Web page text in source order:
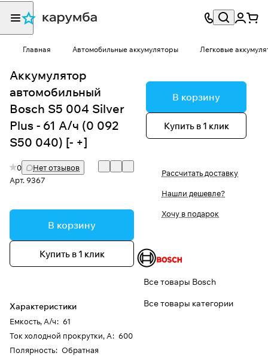
Главная Автомобильные аккумуляторы Легковые
Аккумулятор
автомобильный
Bosch S5 004 Silver
Plus - 61 А/ч (0 092
S50 040) [- +]
0
Нет отзывов
Арт.9367
В корзину
Купить в 1 клик
Характеристики
Емкость, А/ч: 61
Ток холодной прокрутки, А: 600
Полярность: Обратная
В корзину
Купить в 1 клик
Рассчитать доставку
Нашли дешевле?
Хочу в подарок
Все товары Bosch
Все товары категории